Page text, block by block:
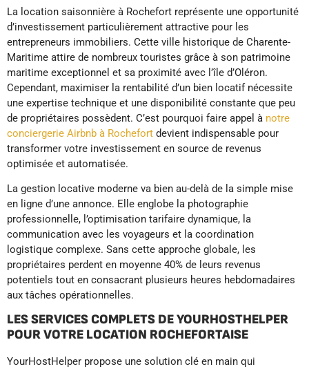
La location saisonnière à Rochefort représente une opportunité
d’investissement particulièrement attractive pour les
entrepreneurs immobiliers. Cette ville historique de Charente-
Maritime attire de nombreux touristes grâce à son patrimoine
maritime exceptionnel et sa proximité avec l’île d’Oléron.
Cependant, maximiser la rentabilité d’un bien locatif nécessite
une expertise technique et une disponibilité constante que peu
de propriétaires possèdent. C’est pourquoi faire appel à notre
conciergerie Airbnb à Rochefort devient indispensable pour
transformer votre investissement en source de revenus
optimisée et automatisée.
La gestion locative moderne va bien au-delà de la simple mise
en ligne d’une annonce. Elle englobe la photographie
professionnelle, l’optimisation tarifaire dynamique, la
communication avec les voyageurs et la coordination
logistique complexe. Sans cette approche globale, les
propriétaires perdent en moyenne 40% de leurs revenus
potentiels tout en consacrant plusieurs heures hebdomadaires
aux tâches opérationnelles.
LES SERVICES COMPLETS DE YOURHOSTHELPER
POUR VOTRE LOCATION ROCHEFORTAISE
YourHostHelper propose une solution clé en main qui